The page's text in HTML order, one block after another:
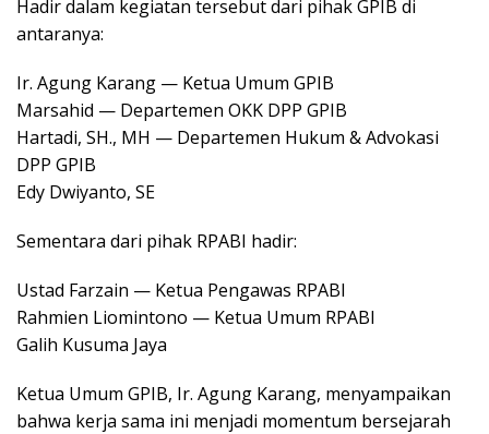
Hadir dalam kegiatan tersebut dari pihak GPIB di
antaranya:
Ir. Agung Karang — Ketua Umum GPIB
Marsahid — Departemen OKK DPP GPIB
Hartadi, SH., MH — Departemen Hukum & Advokasi
DPP GPIB
Edy Dwiyanto, SE
Sementara dari pihak RPABI hadir:
Ustad Farzain — Ketua Pengawas RPABI
Rahmien Liomintono — Ketua Umum RPABI
Galih Kusuma Jaya
Ketua Umum GPIB, Ir. Agung Karang, menyampaikan
bahwa kerja sama ini menjadi momentum bersejarah